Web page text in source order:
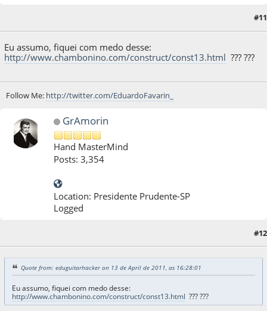
#11
Eu assumo, fiquei com medo desse:
http://www.chambonino.com/construct/const13.html ??? ???
Follow Me: http://twitter.com/EduardoFavarin_
GrAmorin
Hand MasterMind
Posts: 3,354
Location: Presidente Prudente-SP
Logged
#12
Quote from: eduguitarhacker on 13 de April de 2011, as 16:28:01
Eu assumo, fiquei com medo desse:
http://www.chambonino.com/construct/const13.html ??? ???